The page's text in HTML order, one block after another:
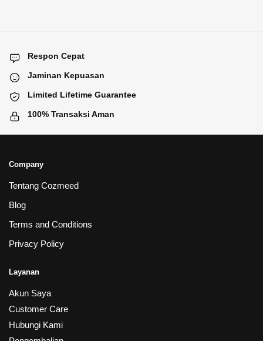
Respon Cepat
Jaminan Kepuasan
Limited Lifetime Guarantee
100% Transaksi Aman
Company
Tentang Cozmeed
Blog
Terms and Conditions
Privacy Policy
Layanan
Akun Saya
Customer Care
Hubungi Kami